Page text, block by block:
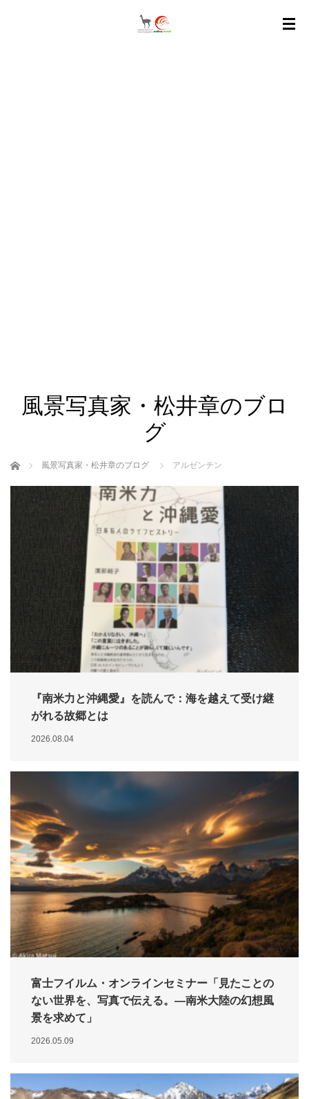
風景写真家・松井章のブロ
グ
ホーム 風景写真家・松井章のブログ アルゼンチン
『南米力と沖縄愛』を読んで：海を越えて受け継
がれる故郷とは
2026.08.04
富士フイルム・オンラインセミナー「見たことの
ない世界を、写真で伝える。―南米大陸の幻想風
景を求めて」
2026.05.09